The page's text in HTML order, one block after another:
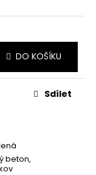
DO KOŠÍKU
beton,
Sdílet